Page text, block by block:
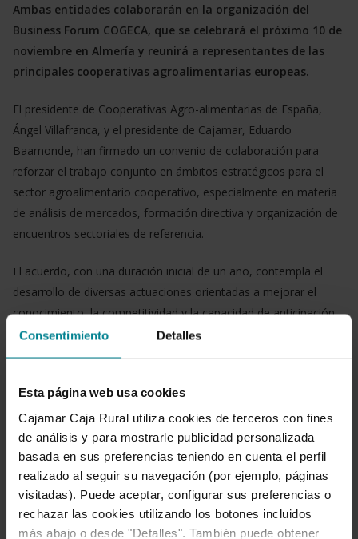
Consentimiento Detalles
Esta página web usa cookies
Cajamar Caja Rural utiliza cookies de terceros con fines
de análisis y para mostrarle publicidad personalizada
basada en sus preferencias teniendo en cuenta el perfil
realizado al seguir su navegación (por ejemplo, páginas
visitadas). Puede aceptar, configurar sus preferencias o
rechazar las cookies utilizando los botones incluidos
más abajo o desde "Detalles". También puede obtener
Ambas entidades colaborarán en la organización del
Business Forum COGECA, que se celebrará el próximo 10 de
noviembre en Almería y reunirá a representantes de las
principales cooperativas agroalimentarias europeas.
El presidente de Cooperativas Agro-alimentarias de España,
Ángel Villafranca, y el presidente de Cajamar, Eduardo
Baamonde, han firmado un convenio de colaboración para
reforzar el trabajo conjunto en ámbitos estratégicos para el
sector agroalimentario cooperativo, especialmente en materia
de análisis de mercados, formación directiva y organización de
encuentros sectoriales de referencia.
El acuerdo, con una duración inicial de un año, contempla el
desarrollo de diversas actuaciones orientadas a mejorar el
conocimiento, la competitividad y la capacidad de anticipación
de las cooperativas agroalimentarias ante los retos
económicos, comerciales y regulatorios del sector del sector.
Entre las principales líneas de colaboración destaca el impulso
al análisis y difusión de información sobre mercados
agroalimentarios. En este ámbito, la Fundación Grupo Cajamar
elaborará informes y análisis sectoriales que serán debatidos y
contrastados por las estructuras sectoriales de Cooperativas
Agro-alimentarias. Asimismo, ambas entidades colaborarán en
la organización de seminarios web relacionados con el